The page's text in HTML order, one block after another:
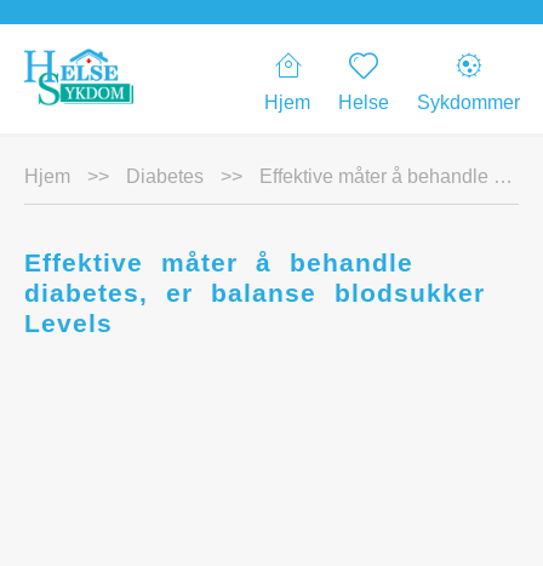
Hjem Helse Sykdommer
Hjem >> Diabetes >> Effektive måter å behandle diabetes, er balanse blodsukker Levels
Effektive måter å behandle
diabetes, er balanse blodsukker
Levels